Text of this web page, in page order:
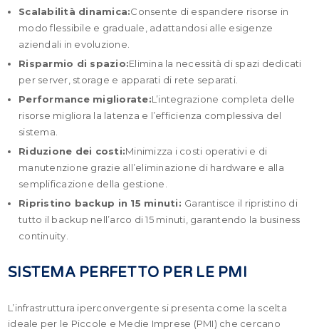
Scalabilità dinamica:Consente di espandere risorse in
modo flessibile e graduale, adattandosi alle esigenze
aziendali in evoluzione.
Risparmio di spazio:Elimina la necessità di spazi dedicati
per server, storage e apparati di rete separati.
Performance migliorate:L’integrazione completa delle
risorse migliora la latenza e l’efficienza complessiva del
sistema.
Riduzione dei costi:Minimizza i costi operativi e di
manutenzione grazie all’eliminazione di hardware e alla
semplificazione della gestione.
Ripristino backup in 15 minuti: Garantisce il ripristino di
tutto il backup nell’arco di 15 minuti, garantendo la business
continuity.
SISTEMA PERFETTO PER LE PMI
L’infrastruttura iperconvergente si presenta come la scelta
ideale per le Piccole e Medie Imprese (PMI) che cercano